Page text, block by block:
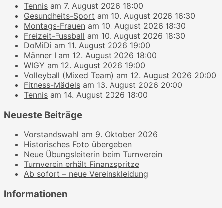
Tennis am 7. August 2026 18:00
Gesundheits-Sport am 10. August 2026 16:30
Montags-Frauen am 10. August 2026 18:30
Freizeit-Fussball am 10. August 2026 18:30
DoMiDi am 11. August 2026 19:00
Männer I am 12. August 2026 18:00
WIGY am 12. August 2026 19:00
Volleyball (Mixed Team) am 12. August 2026 20:00
Fitness-Mädels am 13. August 2026 20:00
Tennis am 14. August 2026 18:00
Neueste Beiträge
Vorstandswahl am 9. Oktober 2026
Historisches Foto übergeben
Neue Übungsleiterin beim Turnverein
Turnverein erhält Finanzspritze
Ab sofort – neue Vereinskleidung
Informationen